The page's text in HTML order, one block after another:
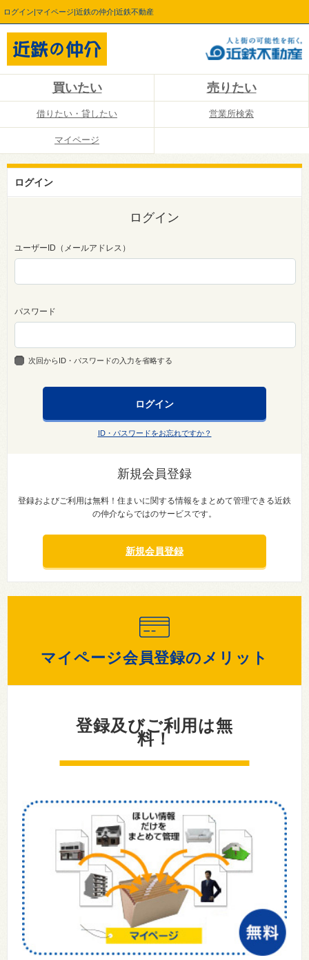
ログイン|マイページ|近鉄の仲介|近鉄不動産
買いたい 売りたい
借りたい・貸したい 営業所検索
マイページ
ログイン
ログイン
ユーザーID（メールアドレス）
パスワード
次回からID・パスワードの入力を省略する
ID・パスワードをお忘れですか？
新規会員登録
登録およびご利用は無料！住まいに関する情報をまとめて管理できる近鉄
の仲介ならではのサービスです。
新規会員登録
マイページ会員登録のメリット
登録及びご利用は無
料！